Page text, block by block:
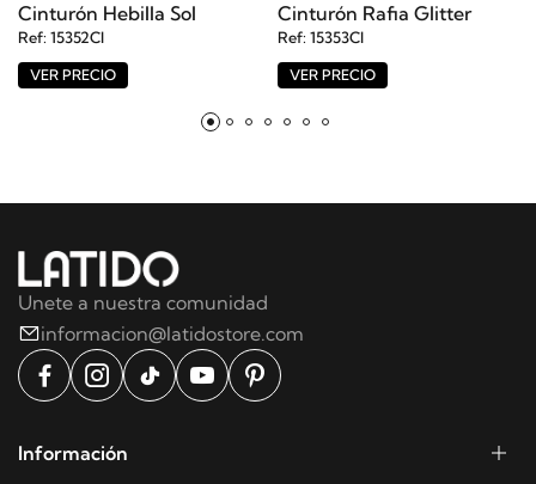
Cinturón Hebilla Sol
Ref: 15352CI
VER PRECIO
Cinturón Rafia Glitter
Ref: 15353CI
VER PRECIO
Unete a nuestra comunidad
informacion@latidostore.com
Información